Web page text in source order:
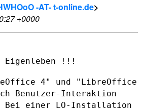
-AT- t-online.de>
+0000
Eigenleben !!!
4" und "LibreOffice
Benutzer-Interaktion
Bei einer LO-Installation